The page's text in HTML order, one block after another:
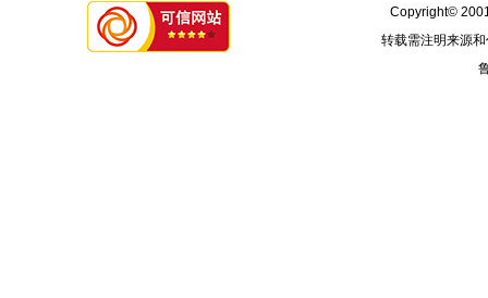
Copyright©
转载需注明来源